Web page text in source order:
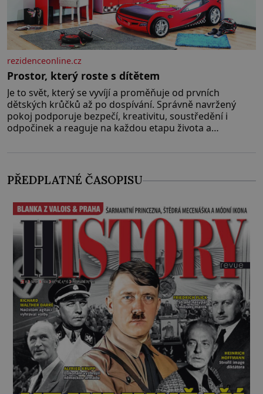
rezidenceonline.cz
Prostor, který roste s dítětem
Je to svět, který se vyvíjí a proměňuje od prvních
dětských krůčků až po dospívání. Správně navržený
pokoj podporuje bezpečí, kreativitu, soustředění i
odpočinek a reaguje na každou etapu života a
Předškolní věk je
PŘEDPLATNÉ ČASOPISU